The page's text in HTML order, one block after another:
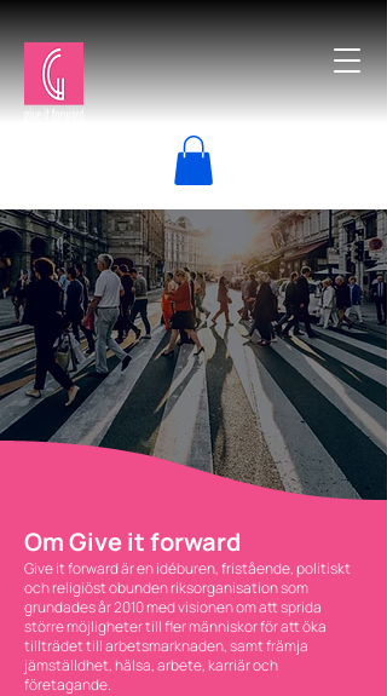
Om Give it forward
Give it forward är en idéburen, fristående, politiskt
och religiöst obunden riksorganisation som
grundades år 2010 med visionen om att sprida
större möjligheter till fler människor för att öka
tillträdet till arbetsmarknaden, samt främja
jämställdhet, hälsa, arbete, karriär och
företagande.